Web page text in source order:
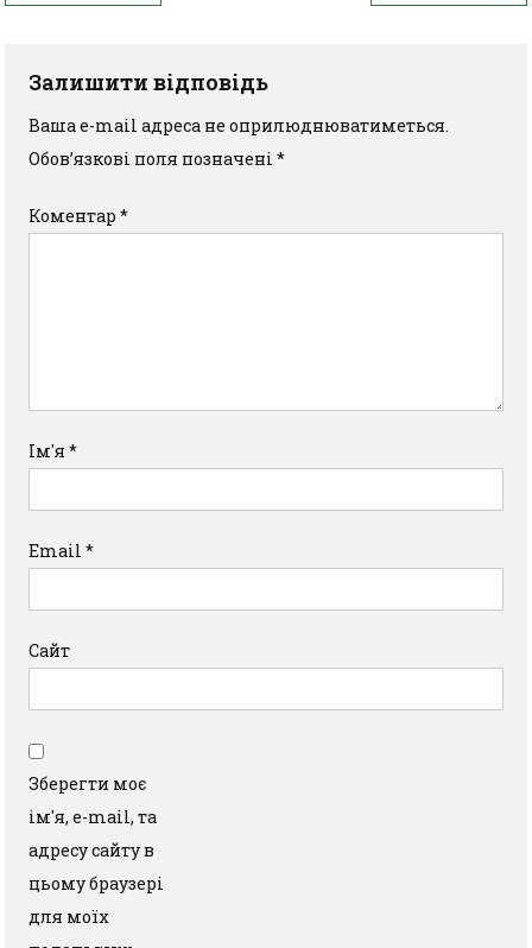
Залишити відповідь
Ваша e-mail адреса не оприлюднюватиметься.
Обов’язкові поля позначені*
Коментар*
Ім'я*
Email*
Сайт
Зберегти моє
ім'я, e-mail, та
адресу сайту в
цьому браузері
для моїх